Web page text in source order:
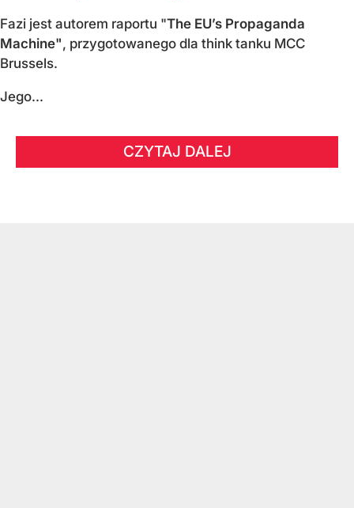
Fazi jest autorem raportu "The EU’s Propaganda
Machine", przygotowanego dla think tanku MCC
Brussels.
Jego...
CZYTAJ DALEJ